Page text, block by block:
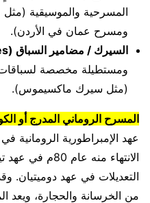
المسرحية والموسيقية
ومسرح عمان في الأردن).
السيرك / مضامير السباق (Circuses):
ومستطيلة مخصصة لسباقات
(مثل سيرك ماكسيموس).
المسرح الروماني المدرج أو
عهد الإمبراطورية الرومانية
الانتهاء منه
التعديلات في عهد دوميتيان.
من الخرسانة والحجارة، ويعد